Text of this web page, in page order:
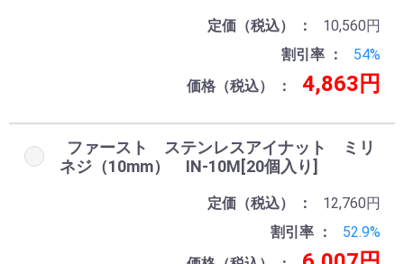
定価（税込）
10,560円
割引率
54%
価格（税込）
4,863円
ファースト ステンレスアイナット ミリ
ネジ（10mm） IN-10M[20個入り]
定価（税込）
12,760円
割引率
52.9%